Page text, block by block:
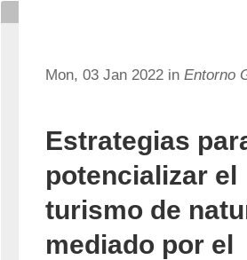
Mon, 03 Jan 2022 in Entorno
Estrategias
potencializar el
turismo de
mediado por el